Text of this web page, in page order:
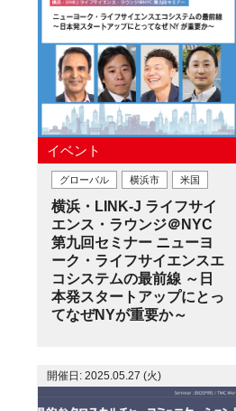
イベント
グローバル 横浜市 米国
横浜・LINK-J ライフサイ
エンス・ラウンジ＠NYC
第九回セミナー ニューヨ
ーク・ライフサイエンスエ
コシステムの最前線 ～日
本発スタートアップにとっ
てなぜNYが重要か～
開催日: 2025.05.27 (火)